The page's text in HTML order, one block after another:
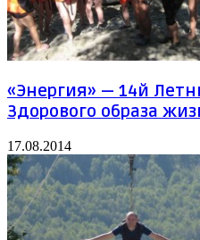
«Энергия» — 14й
Здорового образа
17.08.2014